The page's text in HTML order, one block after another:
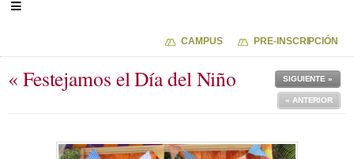
CAMPUS PRE-INSCRIPCIÓN
« Festejamos el Día del Niño SIGUIENTE »
« ANTERIOR